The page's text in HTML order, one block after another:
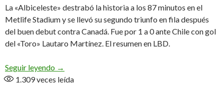
La «Albiceleste» destrabó la historia a los 87 minutos en el
Metlife Stadium y se llevó su segundo triunfo en fila después
del buen debut contra Canadá. Fue por 1 a 0 ante Chile con gol
del «Toro» Lautaro Martínez. El resumen en LBD.
Seguir leyendo Triunfo, festejo y clasificación
→
1.309veces leída